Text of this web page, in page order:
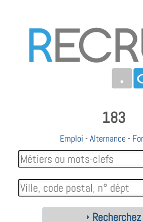
183
Emploi -Alternance -
Recherchez